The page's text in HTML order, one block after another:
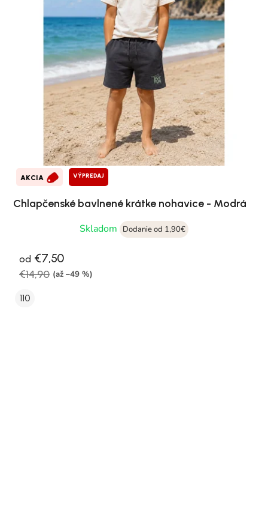
AKCIA VÝPREDAJ
Chlapčenské bavlnené krátke nohavice - Modrá
Skladom
Dodanie od 1,90€
od €7,50
€14,90 (až –49 %)
110